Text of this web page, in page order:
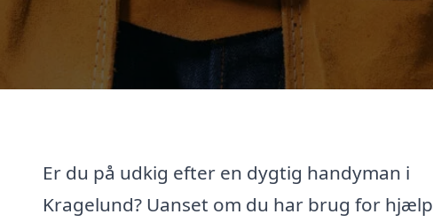
Er du på udkig efter en dygtig handyman i
Kragelund? Uanset om du har brug for hjælp